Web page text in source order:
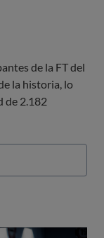
de la FT del
la historia, lo
de 2.182